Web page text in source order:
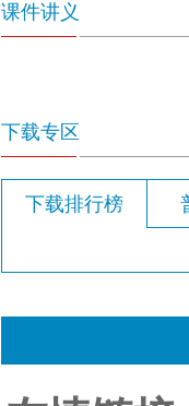
课件讲义
下载专区
下载排行榜